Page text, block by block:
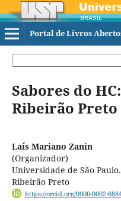
Portal de Livros
Sabores do
Ribeirão Preto
Laís Mariano Zanin
(Organizador)
Universidade de São
Ribeirão Preto
https://orcid.org/0000-0002-